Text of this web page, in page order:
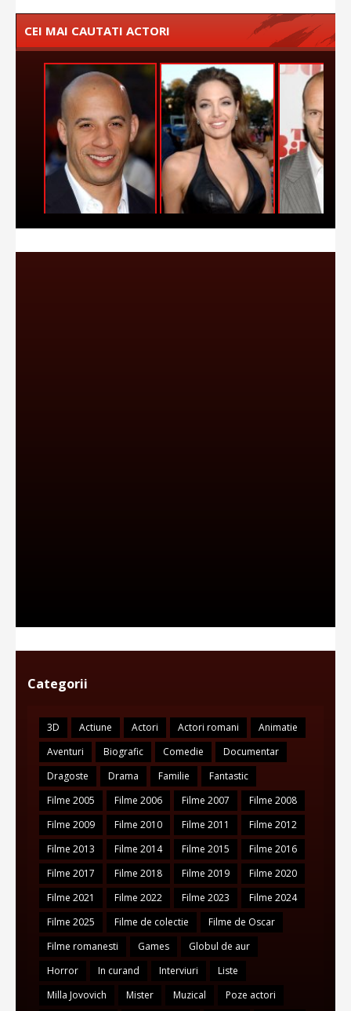
CEI MAI CAUTATI ACTORI
Categorii
3D Actiune Actori Actori romani
Animatie
Aventuri
Biografic Comedie
Documentar
Dragoste
Drama Familie
Fantastic
Filme 2005
Filme 2006 Filme 2007
Filme 2008
Filme 2009
Filme 2010 Filme 2011
Filme 2012
Filme 2013
Filme 2014 Filme 2015
Filme 2016
Filme 2017
Filme 2018 Filme 2019
Filme 2020
Filme 2021
Filme 2022 Filme 2023
Filme 2024
Filme 2025
Filme de colectie
Filme de Oscar
Filme romanesti
Games
Globul de aur
Horror
In curand Interviuri
Liste
Milla Jovovich
Mister Muzical
Poze actori